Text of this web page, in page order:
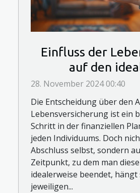
Einfluss der
auf den
28. November 2024 00:40
Die Entscheidung über den
Lebensversicherung ist ein
Schritt in der finanziellen
jeden Individuums. Doch
Abschluss selbst, sondern
Zeitpunkt, zu dem man
idealerweise beendet,
jeweiligen...